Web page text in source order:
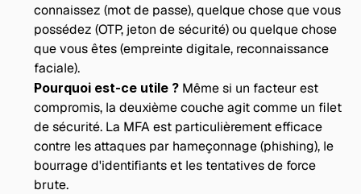
connaissez (mot de passe), quelque chose que vous
possédez (OTP, jeton de sécurité) ou quelque chose
que vous êtes (empreinte digitale, reconnaissance
faciale).
Pourquoi est-ce utile ? Même si un facteur est
compromis, la deuxième couche agit comme un filet
de sécurité. La MFA est particulièrement efficace
contre les attaques par hameçonnage (phishing), le
bourrage d'identifiants et les tentatives de force
brute.